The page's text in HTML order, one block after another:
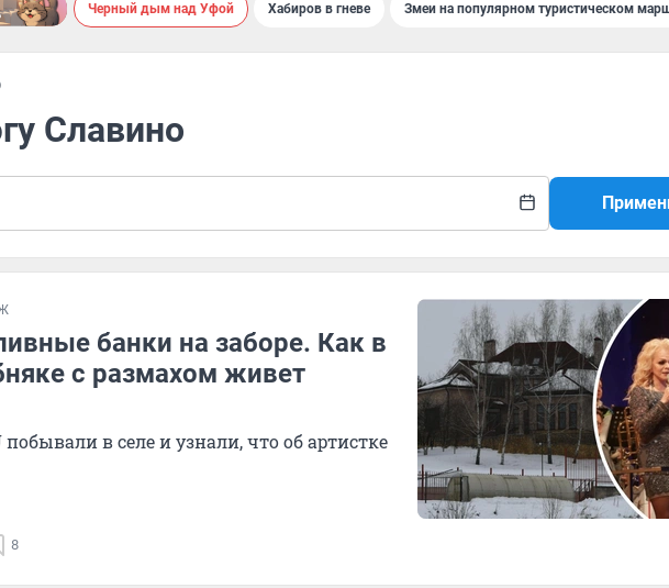
Черный дым над Уфой Хабиров в гневе Змеи на популярном туристическом
Славино
банки на заборе. Как в
с размахом живет
в селе и узнали, что об артистке
8